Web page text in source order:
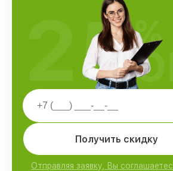
Получить скидку
Отправляя заявку, Вы
25%